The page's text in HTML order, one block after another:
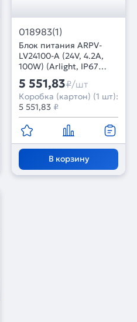
018983(1)
Блок питания ARPV-
LV24100-A (24V, 4.2A,
100W) (Arlight, IP67
Пластик, 3 года)
5 551,83₽/шт
Коробка (картон) (1 шт):
5 551,83 ₽
В корзину